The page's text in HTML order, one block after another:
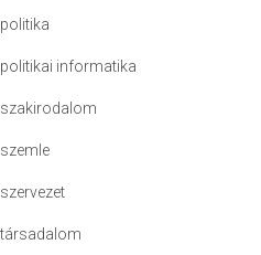
politika
politikai informatika
szakirodalom
szemle
szervezet
társadalom